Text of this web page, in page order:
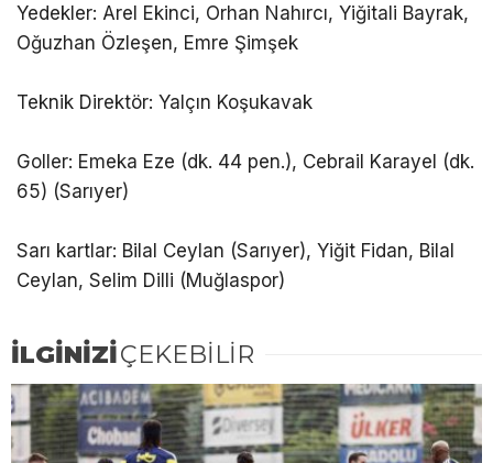
Yedekler: Arel Ekinci, Orhan Nahırcı, Yiğitali Bayrak,
Oğuzhan Özleşen, Emre Şimşek
Teknik Direktör: Yalçın Koşukavak
Goller: Emeka Eze (dk. 44 pen.), Cebrail Karayel (dk.
65) (Sarıyer)
Sarı kartlar: Bilal Ceylan (Sarıyer), Yiğit Fidan, Bilal
Ceylan, Selim Dilli (Muğlaspor)
İLGİNİZİÇEKEBİLİR